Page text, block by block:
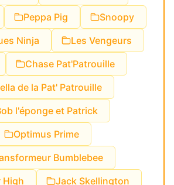
Peppa Pig
Snoopy
Ninja
Les Vengeurs
Chase Pat'Patrouille
de la Pat' Patrouille
l'éponge et Patrick
Optimus Prime
Bumblebee
High
Jack Skellington